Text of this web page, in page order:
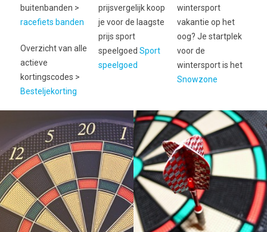
buitenbanden >
racefiets banden
Overzicht van alle
actieve
kortingscodes >
Besteljekorting
prijsvergelijk koop
je voor de laagste
prijs sport
speelgoedSport
speelgoed
wintersport
vakantie op het
oog? Je startplek
voor de
wintersport is het
Snowzone